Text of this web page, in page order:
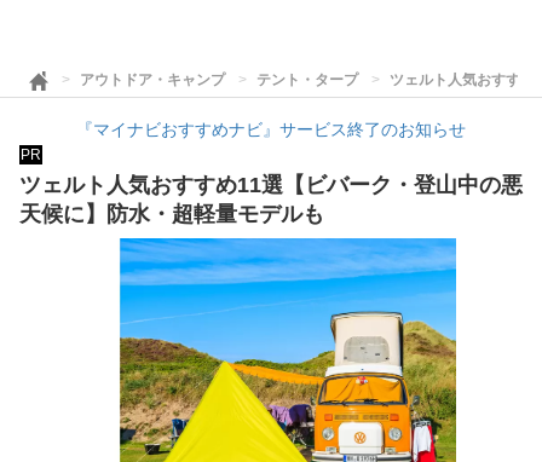
アウトドア・キャンプ テント・タープ ツェルト人気おすすめ
『マイナビおすすめナビ』サービス終了のお知らせ
PR
ツェルト人気おすすめ11選【ビバーク・登山中の悪
天候に】防水・超軽量モデルも